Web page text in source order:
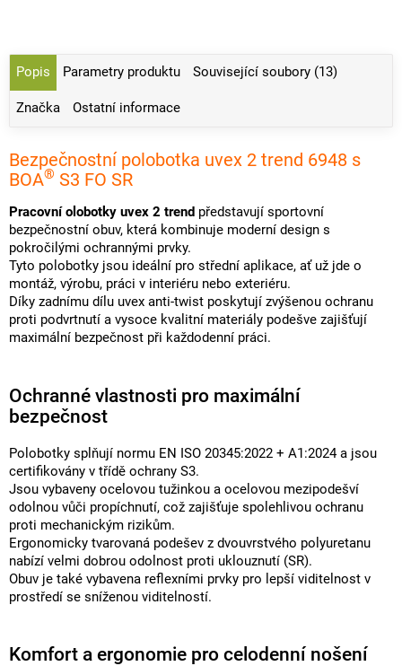
Popis Parametry produktu Související soubory (13)
Značka Ostatní informace
Bezpečnostní polobotka uvex 2 trend 6948 s
BOA® S3 FO SR
Pracovní olobotky uvex 2 trend představují sportovní
bezpečnostní obuv, která kombinuje moderní design s
pokročilými ochrannými prvky.
Tyto polobotky jsou ideální pro střední aplikace, ať už jde o
montáž, výrobu, práci v interiéru nebo exteriéru.
Díky zadnímu dílu uvex anti-twist poskytují zvýšenou ochranu
proti podvrtnutí a vysoce kvalitní materiály podešve zajišťují
maximální bezpečnost při každodenní práci.
Ochranné vlastnosti pro maximální
bezpečnost
Polobotky splňují normu EN ISO 20345:2022 + A1:2024 a jsou
certifikovány v třídě ochrany S3.
Jsou vybaveny ocelovou tužinkou a ocelovou mezipodešví
odolnou vůči propíchnutí, což zajišťuje spolehlivou ochranu
proti mechanickým rizikům.
Ergonomicky tvarovaná podešev z dvouvrstvého polyuretanu
nabízí velmi dobrou odolnost proti uklouznutí (SR).
Obuv je také vybavena reflexními prvky pro lepší viditelnost v
prostředí se sníženou viditelností.
Komfort a ergonomie pro celodenní nošení